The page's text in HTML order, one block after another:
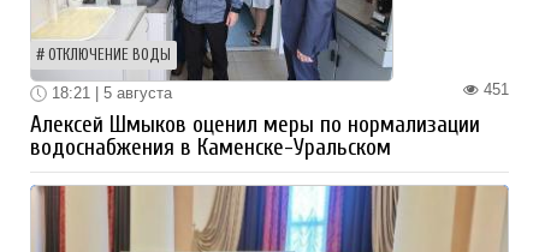
ОТКЛЮЧЕНИЕ ВОДЫ
451
18:21 | 5 августа
Алексей Шмыков оценил меры по нормализации
водоснабжения в Каменске-Уральском